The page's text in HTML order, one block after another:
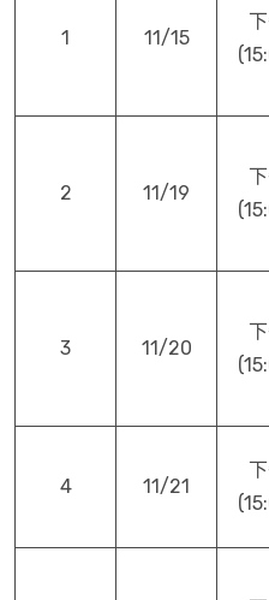
1 11/15
2 11/19
3 11/20
4 11/21